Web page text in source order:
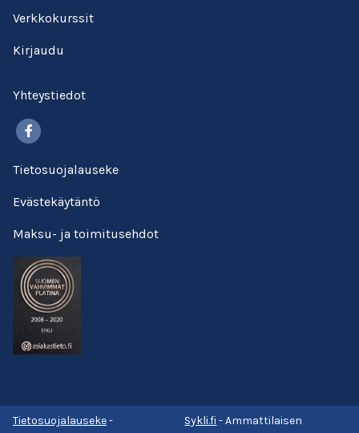
Verkkokurssit
Kirjaudu
Yhteystiedot
Tietosuojalauseke
Evästekäytäntö
Maksu- ja toimitusehdot
Tietosuojalauseke-
Sykli.fi - Ammattilaisen